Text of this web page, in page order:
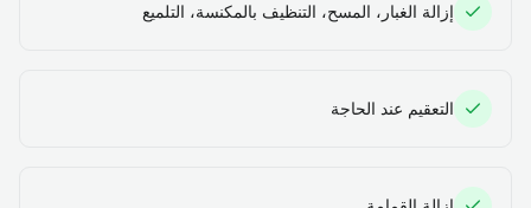
إزالة الغبار، المسح، التنظيف بالمكنسة، التلميع
التعقيم عند الحاجة